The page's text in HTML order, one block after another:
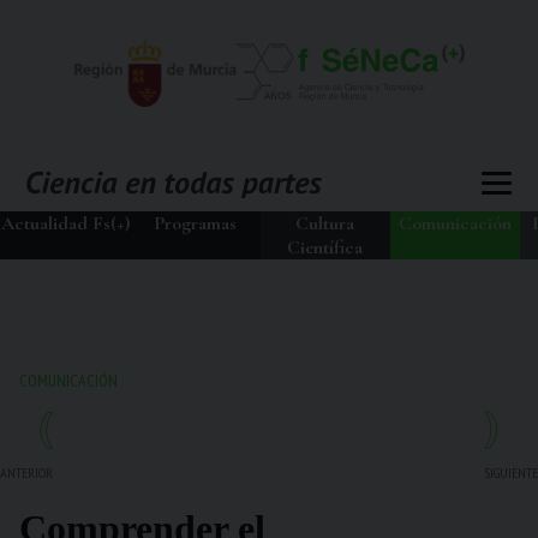
Actualidad Fs(+) Programas
Cultura
Científica
Comunicación
COMUNICACIÓN
Comprender el